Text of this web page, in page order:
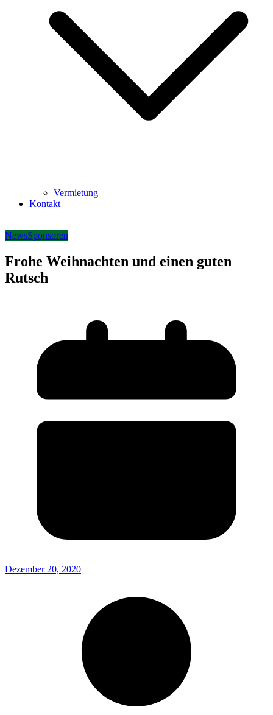
Vermietung
Kontakt
NewsSponsoren
Frohe Weihnachten und einen guten
Rutsch
Dezember 20, 2020